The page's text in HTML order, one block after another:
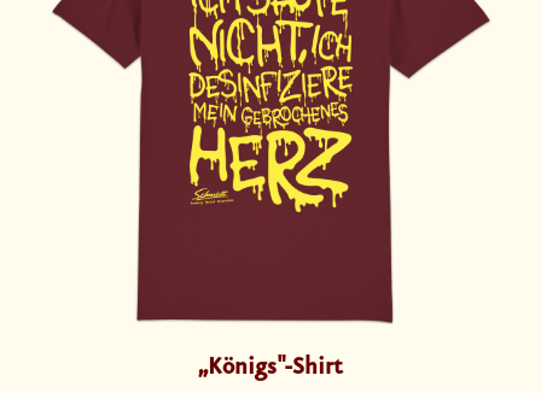
„Königs"-Shirt